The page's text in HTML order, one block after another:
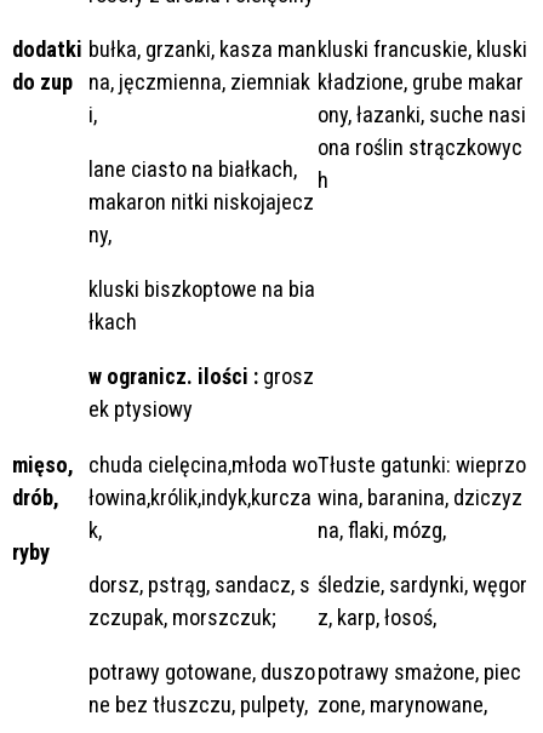
dodatki
do zup
bułka, grzanki, kasza man
na, jęczmienna, ziemniak
i,
lane ciasto na białkach,
makaron nitki niskojajecz
ny,
kluski biszkoptowe na bia
łkach
w ogranicz. ilości : grosz
ek ptysiowy
kluski francuskie, kluski
kładzione, grube makar
ony, łazanki, suche nasi
ona roślin strączkowyc
h
mięso,
drób,
ryby
chuda cielęcina,młoda wo
łowina,królik,indyk,kurcza
k,
dorsz, pstrąg, sandacz, s
zczupak, morszczuk;
potrawy gotowane, duszo
ne bez tłuszczu, pulpety,
Tłuste gatunki: wieprzo
wina, baranina, dziczyz
na, flaki, mózg,
śledzie, sardynki, węgor
z, karp, łosoś,
potrawy smażone, piec
zone, marynowane,